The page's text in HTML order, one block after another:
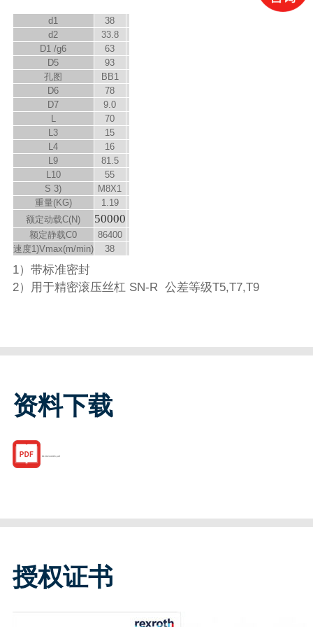
d1
38
d2
33.8
D1 /g6
63
D5
93
孔图
BB1
D6
78
D7
9.0
L
70
L3
15
L4
16
L9
81.5
L10
55
S 3)
M8X1
重量(KG)
1.19
额定动载C(N)
50000
额定静载C0
86400
速度1)Vmax(m/min) 38
1）带标准密封
2）用于精密滚压丝杠 SN-R 公差等级T5,T7,T9
资料下载
R150244085.pdf
授权证书